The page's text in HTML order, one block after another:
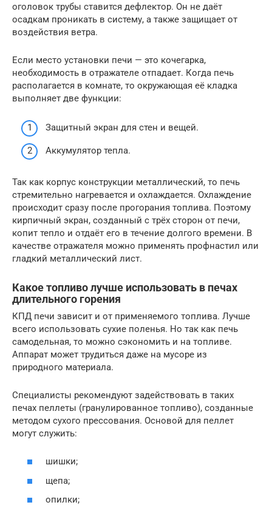
оголовок трубы ставится дефлектор. Он не даёт
осадкам проникать в систему, а также защищает от
воздействия ветра.
Если место установки печи — это кочегарка,
необходимость в отражателе отпадает. Когда печь
располагается в комнате, то окружающая её кладка
выполняет две функции:
Защитный экран для стен и вещей.
Аккумулятор тепла.
Так как корпус конструкции металлический, то печь
стремительно нагревается и охлаждается. Охлаждение
происходит сразу после прогорания топлива. Поэтому
кирпичный экран, созданный с трёх сторон от печи,
копит тепло и отдаёт его в течение долгого времени. В
качестве отражателя можно применять профнастил или
гладкий металлический лист.
Какое топливо лучше использовать в печах
длительного горения
КПД печи зависит и от применяемого топлива. Лучше
всего использовать сухие поленья. Но так как печь
самодельная, то можно сэкономить и на топливе.
Аппарат может трудиться даже на мусоре из
природного материала.
Специалисты рекомендуют задействовать в таких
печах пеллеты (гранулированное топливо), созданные
методом сухого прессования. Основой для пеллет
могут служить:
шишки;
щепа;
опилки;